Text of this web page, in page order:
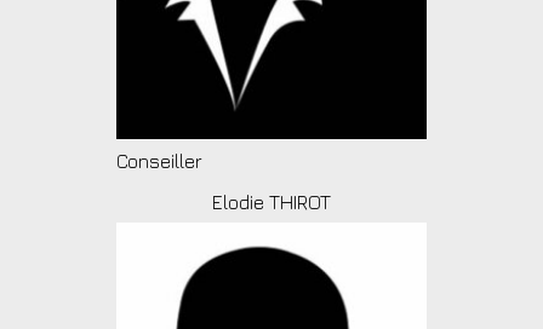
Conseiller
Elodie THIROT